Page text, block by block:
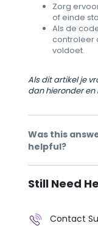
Zorg
of einde
Als de
controleer
voldoet.
Als dit artikel je
dan hieronder en
Was this
helpful?
Still Need
Contact